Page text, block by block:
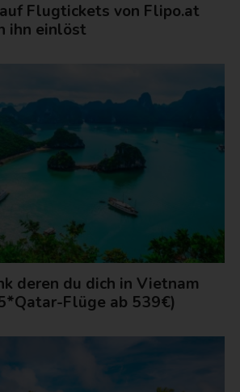
Flugtickets von Flipo.at
ihn einlöst
deren du dich in Vietnam
Flüge ab 539€)